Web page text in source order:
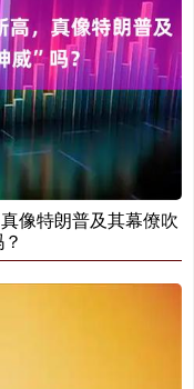
像特朗普及其幕僚吹